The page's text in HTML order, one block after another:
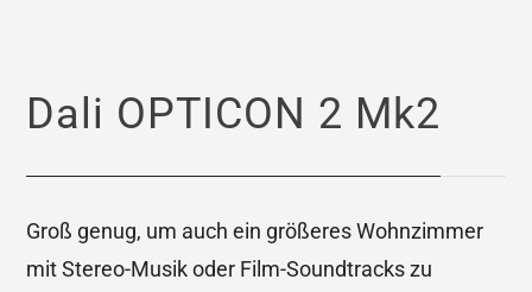
Dali OPTICON 2 Mk2
Groß genug, um auch ein größeres Wohnzimmer
mit Stereo-Musik oder Film-Soundtracks zu